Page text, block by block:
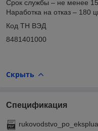
Срок службы – не менее 15
Наработка на отказ – 180
Код ТН ВЭД
8481401000
Скрыть
Спецификация